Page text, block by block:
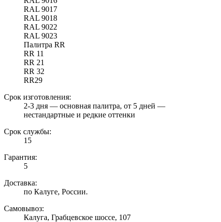
RAL 9017
RAL 9018
RAL 9022
RAL 9023
Палитра RR
RR 11
RR 21
RR 32
RR29
Срок изготовления:
2-3 дня — основная палитра, от 5 дней —
нестандартные и редкие оттенки
Срок службы:
15
Гарантия:
5
Доставка:
по Калуге, России.
Самовывоз:
Калуга, Грабцевское шоссе, 107